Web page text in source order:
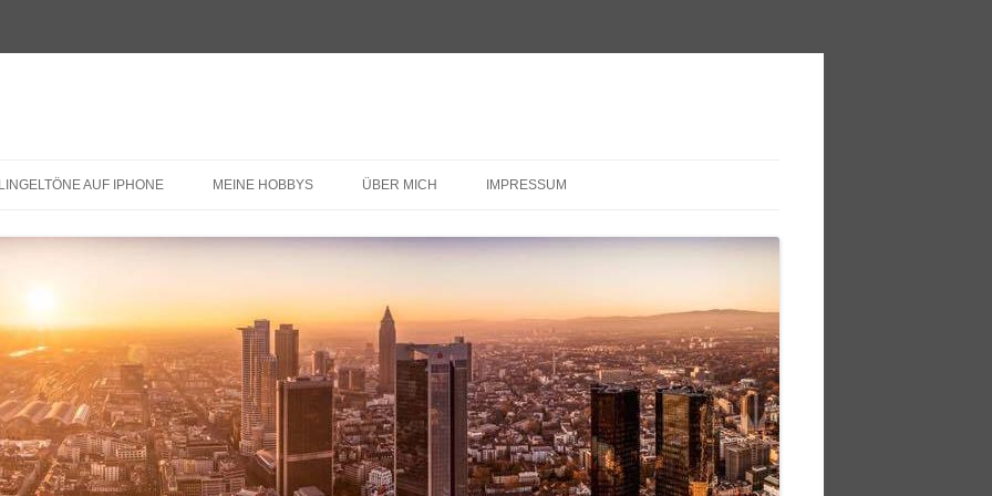
AUF IPHONE MEINE HOBBYS ÜBER MICH IMPRESSUM